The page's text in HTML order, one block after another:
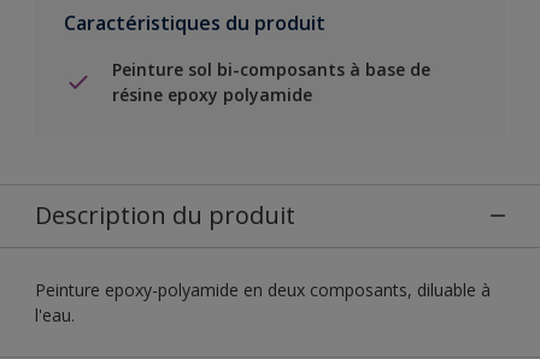
Caractéristiques du produit
Peinture sol bi-composants à base de
résine epoxy polyamide
Description du produit
Peinture epoxy-polyamide en deux composants, diluable à
l'eau.